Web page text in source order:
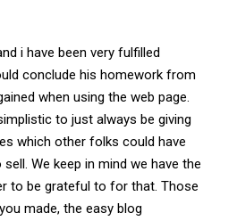
i have been very fulfilled
conclude his homework from
when using the web page.
to just always be giving
which other folks could have
We keep in mind we have the
to be grateful to for that. Those
made, the easy blog